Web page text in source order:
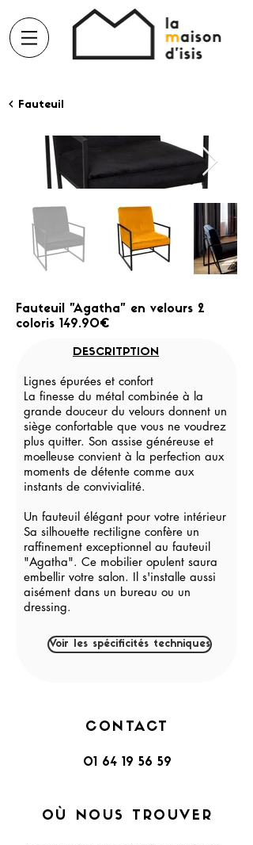
< Fauteuil
Fauteuil "Agatha" en velours 2
coloris 149.90€
DESCRITPTION
Lignes épurées et confort
La finesse du métal combinée à la
grande douceur du velours donnent un
siège confortable que vous ne voudrez
plus quitter. Son assise généreuse et
moelleuse convient à la perfection aux
moments de détente comme aux
instants de convivialité.
Un fauteuil élégant pour votre intérieur
Sa silhouette rectiligne confère un
raffinement exceptionnel au fauteuil
"Agatha". Ce mobilier opulent saura
embellir votre salon. Il s'installe aussi
aisément dans un bureau ou un
dressing.
Voir les spécificités techniques
CONTACT
01 64 19 56 59
OÙ NOUS TROUVER